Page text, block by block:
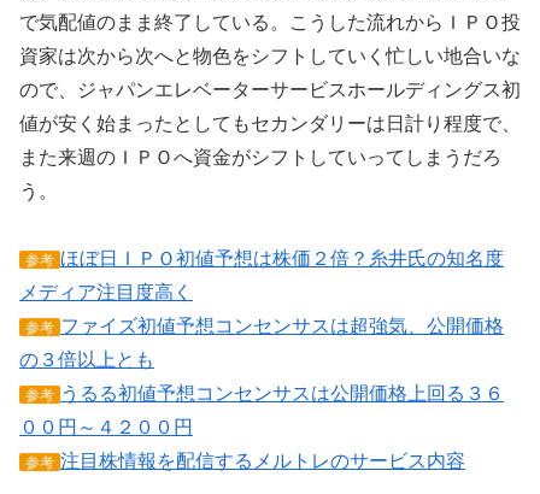
で気配値のまま終了している。こうした流れからＩＰＯ投
資家は次から次へと物色をシフトしていく忙しい地合いな
ので、ジャパンエレベーターサービスホールディングス初
値が安く始まったとしてもセカンダリーは日計り程度で、
また来週のＩＰＯへ資金がシフトしていってしまうだろ
う。
参考 ほぼ日ＩＰＯ初値予想は株価２倍？糸井氏の知名度
メディア注目度高く
参考 ファイズ初値予想コンセンサスは超強気、公開価格
の３倍以上とも
参考 うるる初値予想コンセンサスは公開価格上回る３６
００円～４２００円
参考 注目株情報を配信するメルトレのサービス内容